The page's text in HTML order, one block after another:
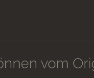
vom